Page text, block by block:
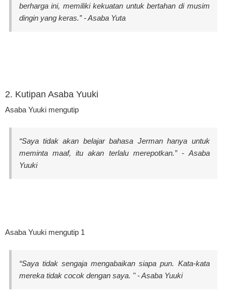
berharga ini, memiliki kekuatan untuk bertahan di musim
dingin yang keras.” - Asaba Yuta
2. Kutipan Asaba Yuuki
Asaba Yuuki mengutip
“Saya tidak akan belajar bahasa Jerman hanya untuk
meminta maaf, itu akan terlalu merepotkan.” - Asaba
Yuuki
Asaba Yuuki mengutip 1
“Saya tidak sengaja mengabaikan siapa pun. Kata-kata
mereka tidak cocok dengan saya. " - Asaba Yuuki